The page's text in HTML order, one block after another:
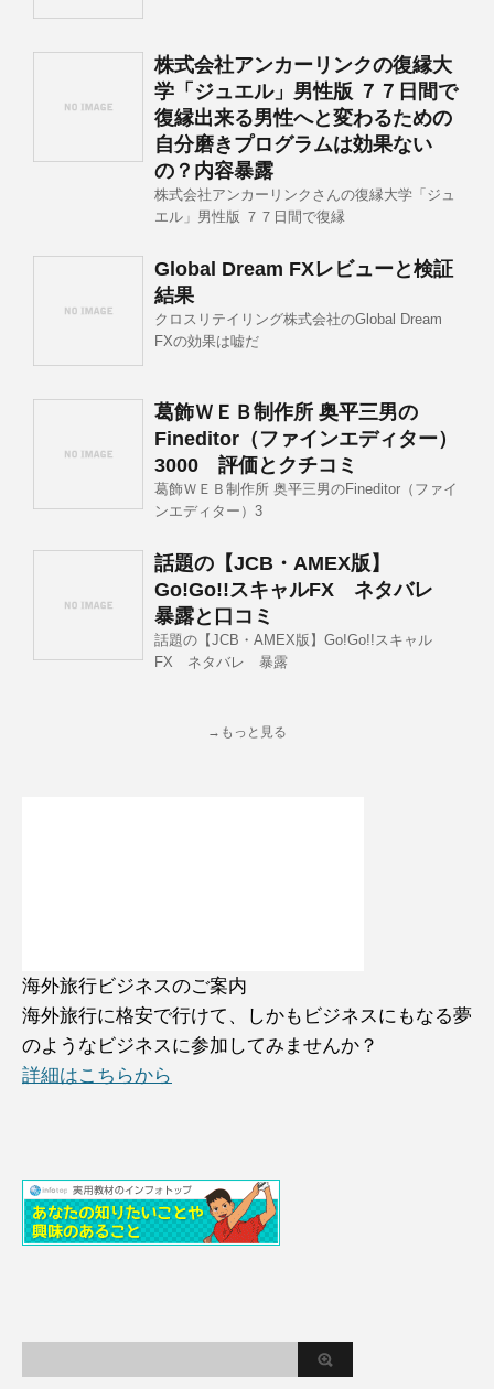
株式会社アンカーリンクの復縁大
学「ジュエル」男性版 ７７日間で
復縁出来る男性へと変わるための
自分磨きプログラムは効果ない
の？内容暴露
株式会社アンカーリンクさんの復縁大学「ジュ
エル」男性版 ７７日間で復縁
Global Dream FXレビューと検証
結果
クロスリテイリング株式会社のGlobal Dream
FXの効果は嘘だ
葛飾ＷＥＢ制作所 奥平三男の
Fineditor（ファインエディター）
3000 評価とクチコミ
葛飾ＷＥＢ制作所 奥平三男のFineditor（ファイ
ンエディター）3
話題の【JCB・AMEX版】
Go!Go!!スキャルFX ネタバレ
暴露と口コミ
話題の【JCB・AMEX版】Go!Go!!スキャル
FX ネタバレ 暴露
→もっと見る
海外旅行ビジネスのご案内
海外旅行に格安で行けて、しかもビジネスにもなる夢
のようなビジネスに参加してみませんか？
詳細はこちらから